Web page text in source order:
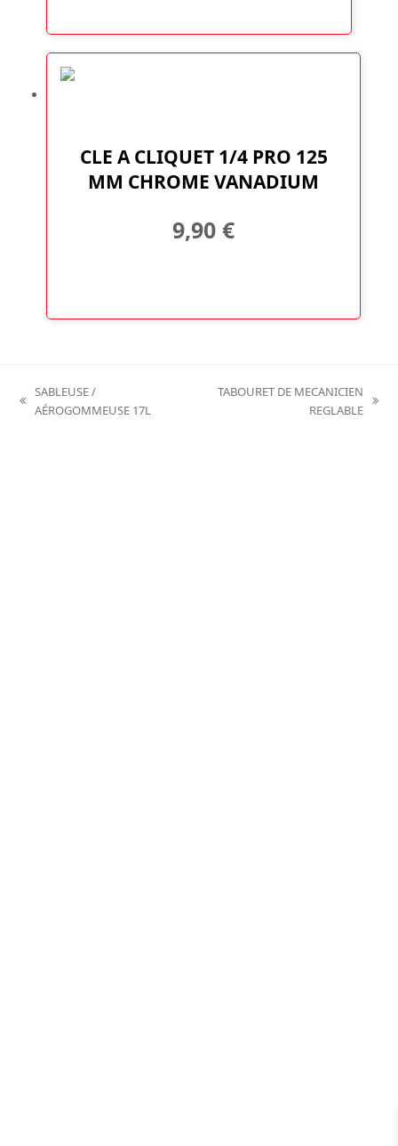
page
du
à
CLE A CLIQUET 1/4 PRO 125
MM CHROME VANADIUM
9,90 €
previous
SABLEUSE /
AÉROGOMMEUSE 17L
TABOURET DE MECANICIEN
REGLABLE